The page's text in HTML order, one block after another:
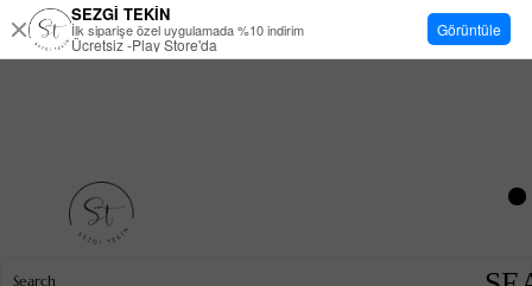
SEZGİ TEKİN
İlk siparişe özel uygulamada %10 indirim
Ücretsiz -Play Store'da
Görüntüle